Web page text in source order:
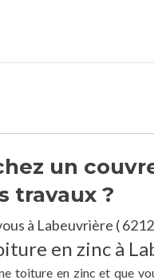
un
travaux ?
à Labeuvrière (
en zinc à
toiture en zinc et que